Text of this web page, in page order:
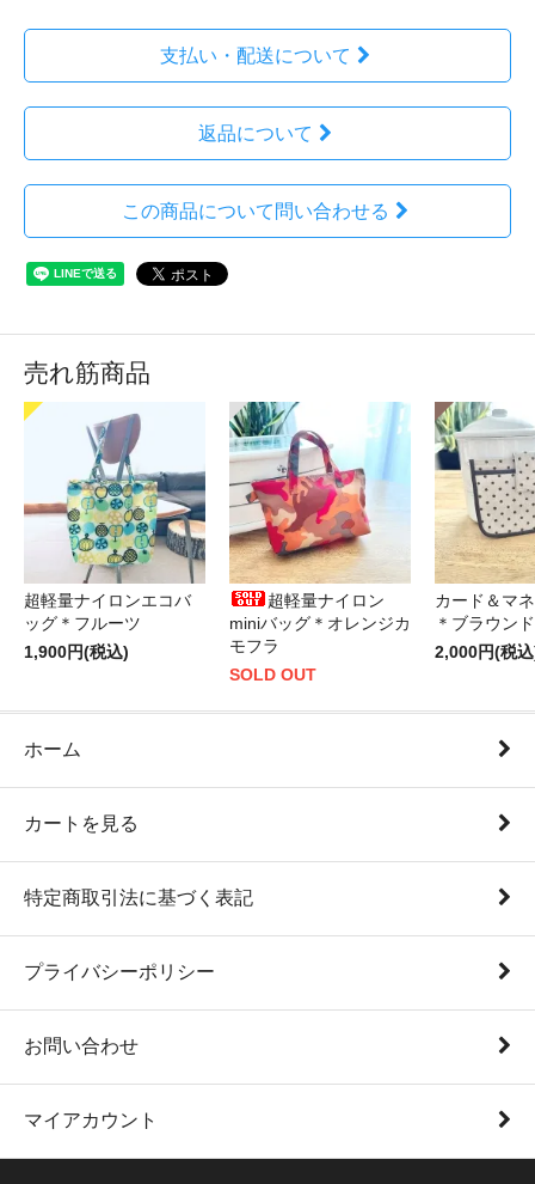
支払い・配送について
返品について
この商品について問い合わせる
売れ筋商品
超軽量ナイロンエコバ
ッグ＊フルーツ
1,900円(税込)
超軽量ナイロン
miniバッグ＊オレンジカ
モフラ
SOLD OUT
カード＆マ
＊ブラウン
2,000円(税
ホーム
カートを見る
特定商取引法に基づく表記
プライバシーポリシー
お問い合わせ
マイアカウント